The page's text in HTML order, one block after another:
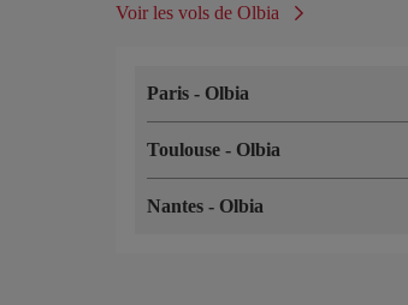
Voir les vols de Olbia
Paris - Olbia
Toulouse - Olbia
Nantes - Olbia